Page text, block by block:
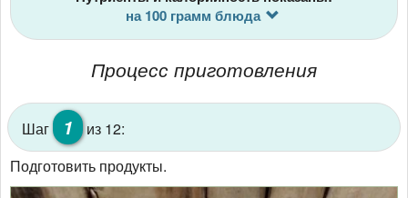
на 100 грамм блюда
Процесс приготовления
Шаг 1
из 12:
Подготовить продукты.